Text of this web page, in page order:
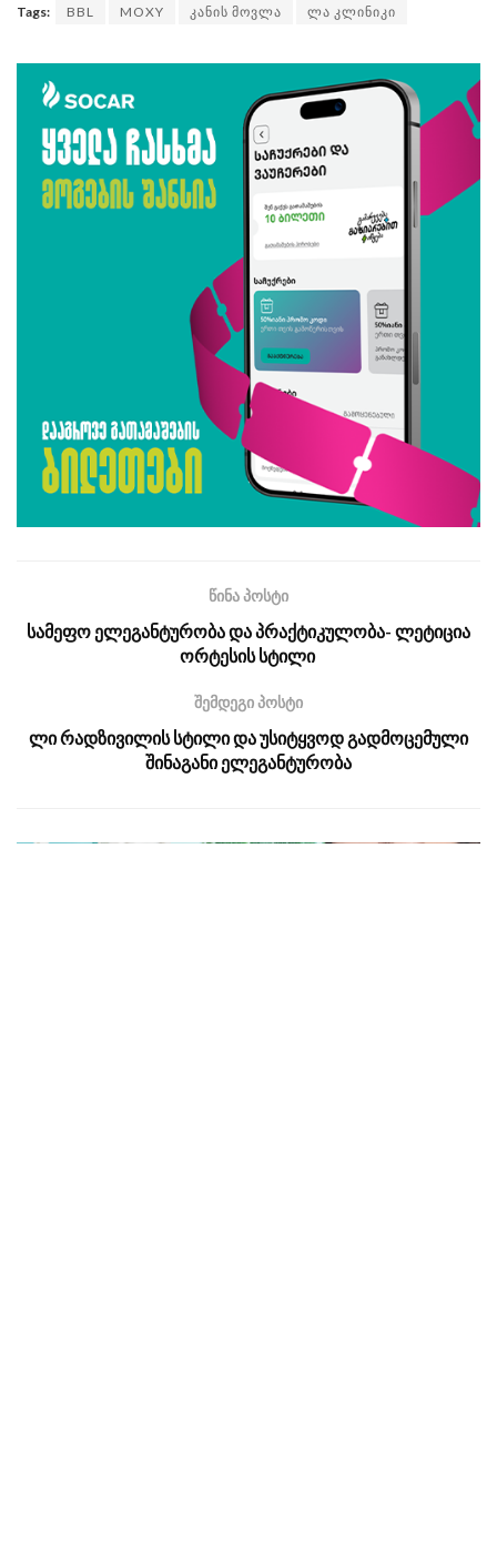
Tags: BBL MOXY კანის მოვლა ლა კლინიკი
წინა პოსტი
სამეფო ელეგანტურობა და პრაქტიკულობა- ლეტიცია
ორტესის სტილი
შემდეგი პოსტი
ლი რადზივილის სტილი და უსიტყვოდ გადმოცემული
შინაგანი ელეგანტურობა